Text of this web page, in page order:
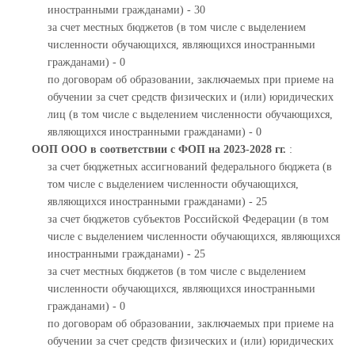
иностранными гражданами) - 30
за счет местных бюджетов (в том числе с выделением
численности обучающихся, являющихся иностранными
гражданами) - 0
по договорам об образовании, заключаемых при приеме на
обучении за счет средств физических и (или) юридических
лиц (в том числе с выделением численности обучающихся,
являющихся иностранными гражданами) - 0
ООП ООО в соответствии с ФОП на 2023-2028 гг. :
за счет бюджетных ассигнований федерального бюджета (в
том числе с выделением численности обучающихся,
являющихся иностранными гражданами) - 25
за счет бюджетов субъектов Российской Федерации (в том
числе с выделением численности обучающихся, являющихся
иностранными гражданами) - 25
за счет местных бюджетов (в том числе с выделением
численности обучающихся, являющихся иностранными
гражданами) - 0
по договорам об образовании, заключаемых при приеме на
обучении за счет средств физических и (или) юридических